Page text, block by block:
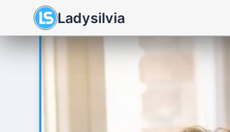
Ladysilvia